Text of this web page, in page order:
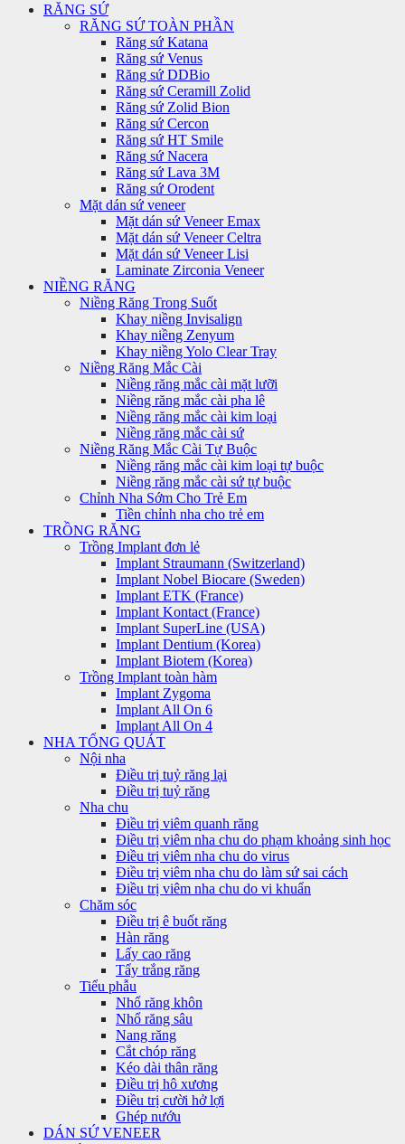
RĂNG SỨ
RĂNG SỨ TOÀN PHẦN
Răng sứ Katana
Răng sứ Venus
Răng sứ DDBio
Răng sứ Ceramill Zolid
Răng sứ Zolid Bion
Răng sứ Cercon
Răng sứ HT Smile
Răng sứ Nacera
Răng sứ Lava 3M
Răng sứ Orodent
Mặt dán sứ veneer
Mặt dán sứ Veneer Emax
Mặt dán sứ Veneer Celtra
Mặt dán sứ Veneer Lisi
Laminate Zirconia Veneer
NIỀNG RĂNG
Niềng Răng Trong Suốt
Khay niềng Invisalign
Khay niềng Zenyum
Khay niềng Yolo Clear Tray
Niềng Răng Mắc Cài
Niềng răng mắc cài mặt lưỡi
Niềng răng mắc cài pha lê
Niềng răng mắc cài kim loại
Niềng răng mắc cài sứ
Niềng Răng Mắc Cài Tự Buộc
Niềng răng mắc cài kim loại tự buộc
Niềng răng mắc cài sứ tự buộc
Chỉnh Nha Sớm Cho Trẻ Em
Tiền chỉnh nha cho trẻ em
TRỒNG RĂNG
Trồng Implant đơn lẻ
Implant Straumann (Switzerland)
Implant Nobel Biocare (Sweden)
Implant ETK (France)
Implant Kontact (France)
Implant SuperLine (USA)
Implant Dentium (Korea)
Implant Biotem (Korea)
Trồng Implant toàn hàm
Implant Zygoma
Implant All On 6
Implant All On 4
NHA TỔNG QUÁT
Nội nha
Điều trị tuỷ răng lại
Điều trị tuỷ răng
Nha chu
Điều trị viêm quanh răng
Điều trị viêm nha chu do phạm khoảng sinh học
Điều trị viêm nha chu do virus
Điều trị viêm nha chu do làm sứ sai cách
Điều trị viêm nha chu do vi khuẩn
Chăm sóc
Điều trị ê buốt răng
Hàn răng
Lấy cao răng
Tẩy trắng răng
Tiểu phẫu
Nhổ răng khôn
Nhổ răng sâu
Nang răng
Cắt chóp răng
Kéo dài thân răng
Điều trị hô xương
Điều trị cười hở lợi
Ghép nướu
DÁN SỨ VENEER